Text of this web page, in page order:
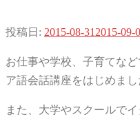
投稿日: 2015-08-31 2015-09-
お仕事や学校、子育てな
ア語会話講座をはじめまし
また、大学やスクールで